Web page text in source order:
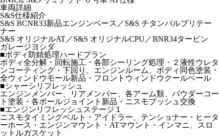
車両詳細
S&S仕様紹介
S&S BCNR33新品エンジンベース／S&S チタンバルブリテー
ナー
S&S オリジナルAT／S&S オリジナルCPU／BNR34タービン
ガレージヨシダ
■ボディ防錆処理ハードプラン
ボディ全分解・回転施工・各部シーリング処理・２液性ウレタ
ンコーティング・下回り、エンジンルーム、ボディ同色塗装・
全ウィンドウモール新品・フロントウィンドウクールベール
■シャーシリフレッシュ
エンジンメンバー、リアメンバー、各アーム類、パウダーコー
ト塗装・各ボールジョイント新品・ニスモブッシュ交換
■エンジンリフレッシュステージ１
ニスモタイミングベルト・アイドラー、テンショナー・ヒータ
ーホース・エンジンマウント・ATマウント・インマニ、スロ
ットルガスケット